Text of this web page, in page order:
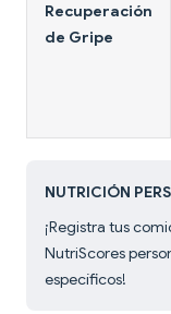
Recuperación
de Gripe
NUTRICIÓN
¡Registra tus
NutriScores
específicos!